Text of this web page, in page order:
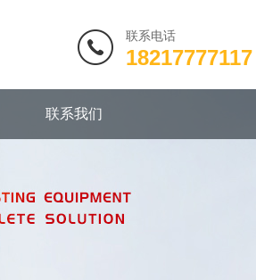
联系电话
18217777117
联系我们